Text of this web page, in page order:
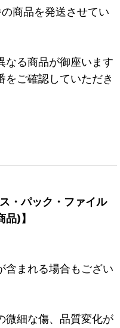
商品を発送させてい
なる商品が御座います
をご確認していただき
・パック・ファイル
)】
含まれる場合もござい
微細な傷、品質変化が